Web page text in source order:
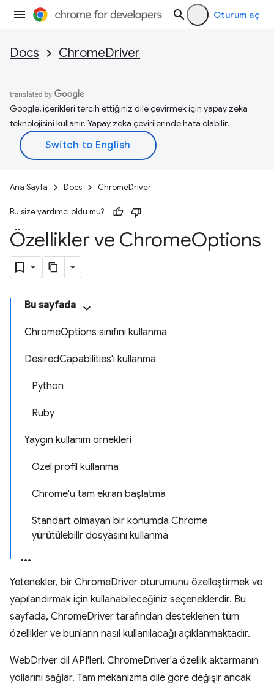
Oturum aç
Docs ChromeDriver
Google, içerikleri tercih ettiğiniz dile çevirmek için yapay zeka
teknolojisini kullanır. Yapay zeka çevirilerinde hata olabilir.
Ana Sayfa Docs ChromeDriver
Bu size yardımcı oldu mu?
Özellikler ve ChromeOptions
Bu sayfada
ChromeOptions sınıfını kullanma
DesiredCapabilities'i kullanma
Python
Ruby
Yaygın kullanım örnekleri
Özel profil kullanma
Chrome'u tam ekran başlatma
Standart olmayan bir konumda Chrome
yürütülebilir dosyasını kullanma
Yetenekler, bir ChromeDriver oturumunu özelleştirmek ve
yapılandırmak için kullanabileceğiniz seçeneklerdir. Bu
sayfada, ChromeDriver tarafından desteklenen tüm
özellikler ve bunların nasıl kullanılacağı açıklanmaktadır.
WebDriver dil API'leri, ChromeDriver'a özellik aktarmanın
yollarını sağlar. Tam mekanizma dile göre değişir ancak